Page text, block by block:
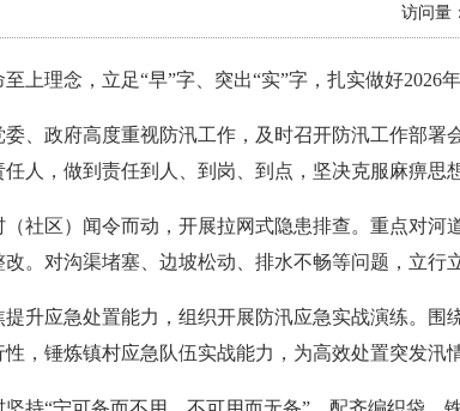
访问量：
上理念，立足“早”字、突出“实”字，扎实做好2026
、政府高度重视防汛工作，及时召开防汛工作部
人，做到责任到人、到岗、到点，坚决克服麻痹思
社区）闻令而动，开展拉网式隐患排查。重点对
。对沟渠堵塞、边坡松动、排水不畅等问题，立行
升应急处置能力，组织开展防汛应急实战演练。
，锤炼镇村应急队伍实战能力，为高效处置突发汛